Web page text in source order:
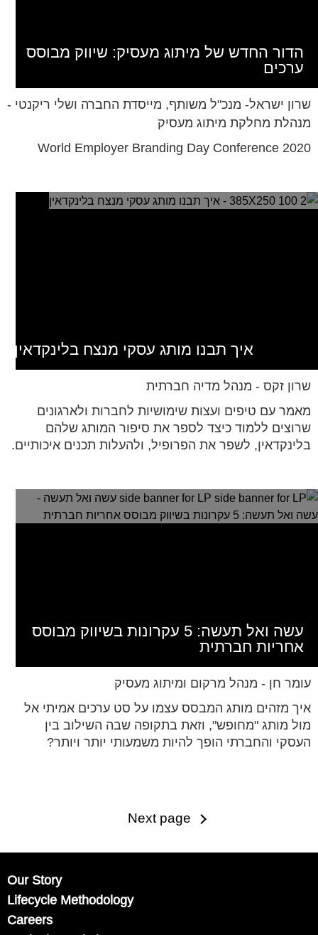
הדור החדש של מיתוג מעסיק: שיווק מבוסס
ערכים
שרון ישראל- מנכ"ל משותף, מייסדת החברה ושלי ריקנטי -
מנהלת מחלקת מיתוג מעסיק
World Employer Branding Day Conference 2020
איך תבנו מותג עסקי מנצח בלינקדאין
שרון זקס - מנהל מדיה חברתית
מאמר עם טיפים ועצות שימושיות לחברות ולארגונים
שרוצים ללמוד כיצד לספר את סיפור המותג שלהם
בלינקדאין, לשפר את הפרופיל, ולהעלות תכנים איכותיים.
עשה ואל תעשה: 5 עקרונות בשיווק מבוסס
אחריות חברתית
עומר חן - מנהל מרקום ומיתוג מעסיק
איך מזהים מותג המבסס עצמו על סט ערכים אמיתי אל
מול מותג "מחופש", וזאת בתקופה שבה השילוב בין
העסקי והחברתי הופך להיות משמעותי יותר ויותר?
Next page
Our Story
Lifecycle Methodology
Careers